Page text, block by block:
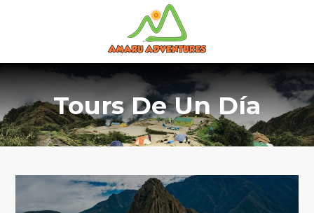
Tours De Un Día